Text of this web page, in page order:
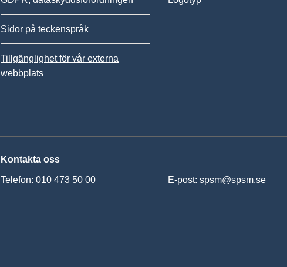
Sidor på teckenspråk
Tillgänglighet för vår externa
webbplats
Kontakta oss
Telefon: 010 473 50 00 E-post: spsm@spsm.se